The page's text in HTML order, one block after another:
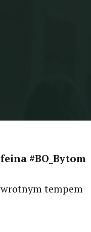
#BO_Bytom
tempem